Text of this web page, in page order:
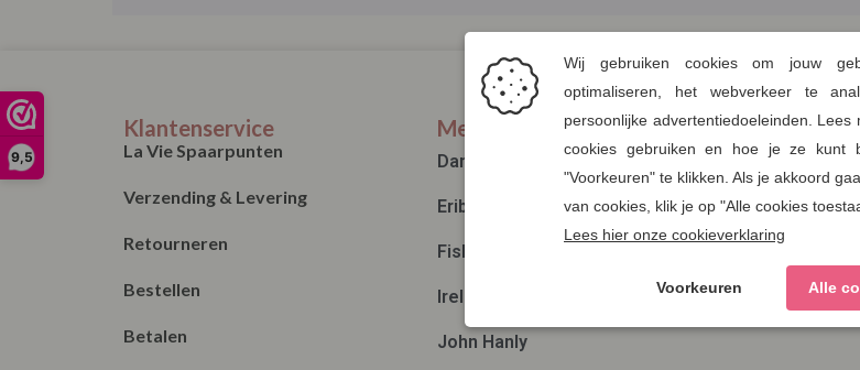
9,5
Klantenservice
La Vie Spaarpunten
Verzending & Levering
Retourneren
Bestellen
Betalen
Merken
Danefae
Eribé
Fisherman out of Ireland
Irelands Eye
John Hanly